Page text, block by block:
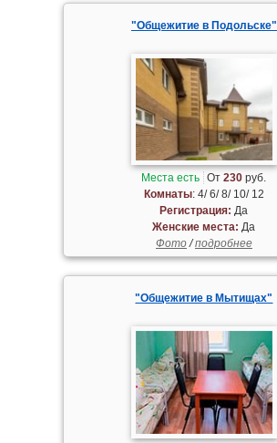
"Общежитие в Подольске"
Места есть От230 руб.
Комнаты: 4/ 6/ 8/ 10/ 12
Регистрация: Да
Женские места: Да
Фото/подробнее
"Общежитие в Мытищах"